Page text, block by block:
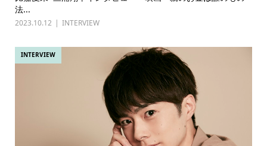
法...
2023.10.12 INTERVIEW
INTERVIEW